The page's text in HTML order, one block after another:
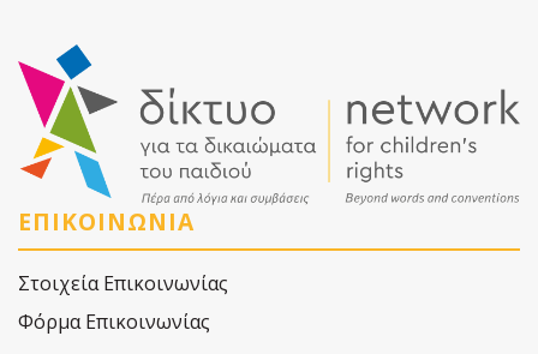
ΕΠΙΚΟΙΝΩΝΙΑ
Στοιχεία Επικοινωνίας
Φόρμα Επικοινωνίας